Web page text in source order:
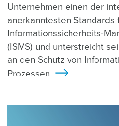
Unternehmen einen der
anerkanntesten Standards
Informationssicherheits-
(ISMS) und unterstreicht
an den Schutz von
Prozessen.